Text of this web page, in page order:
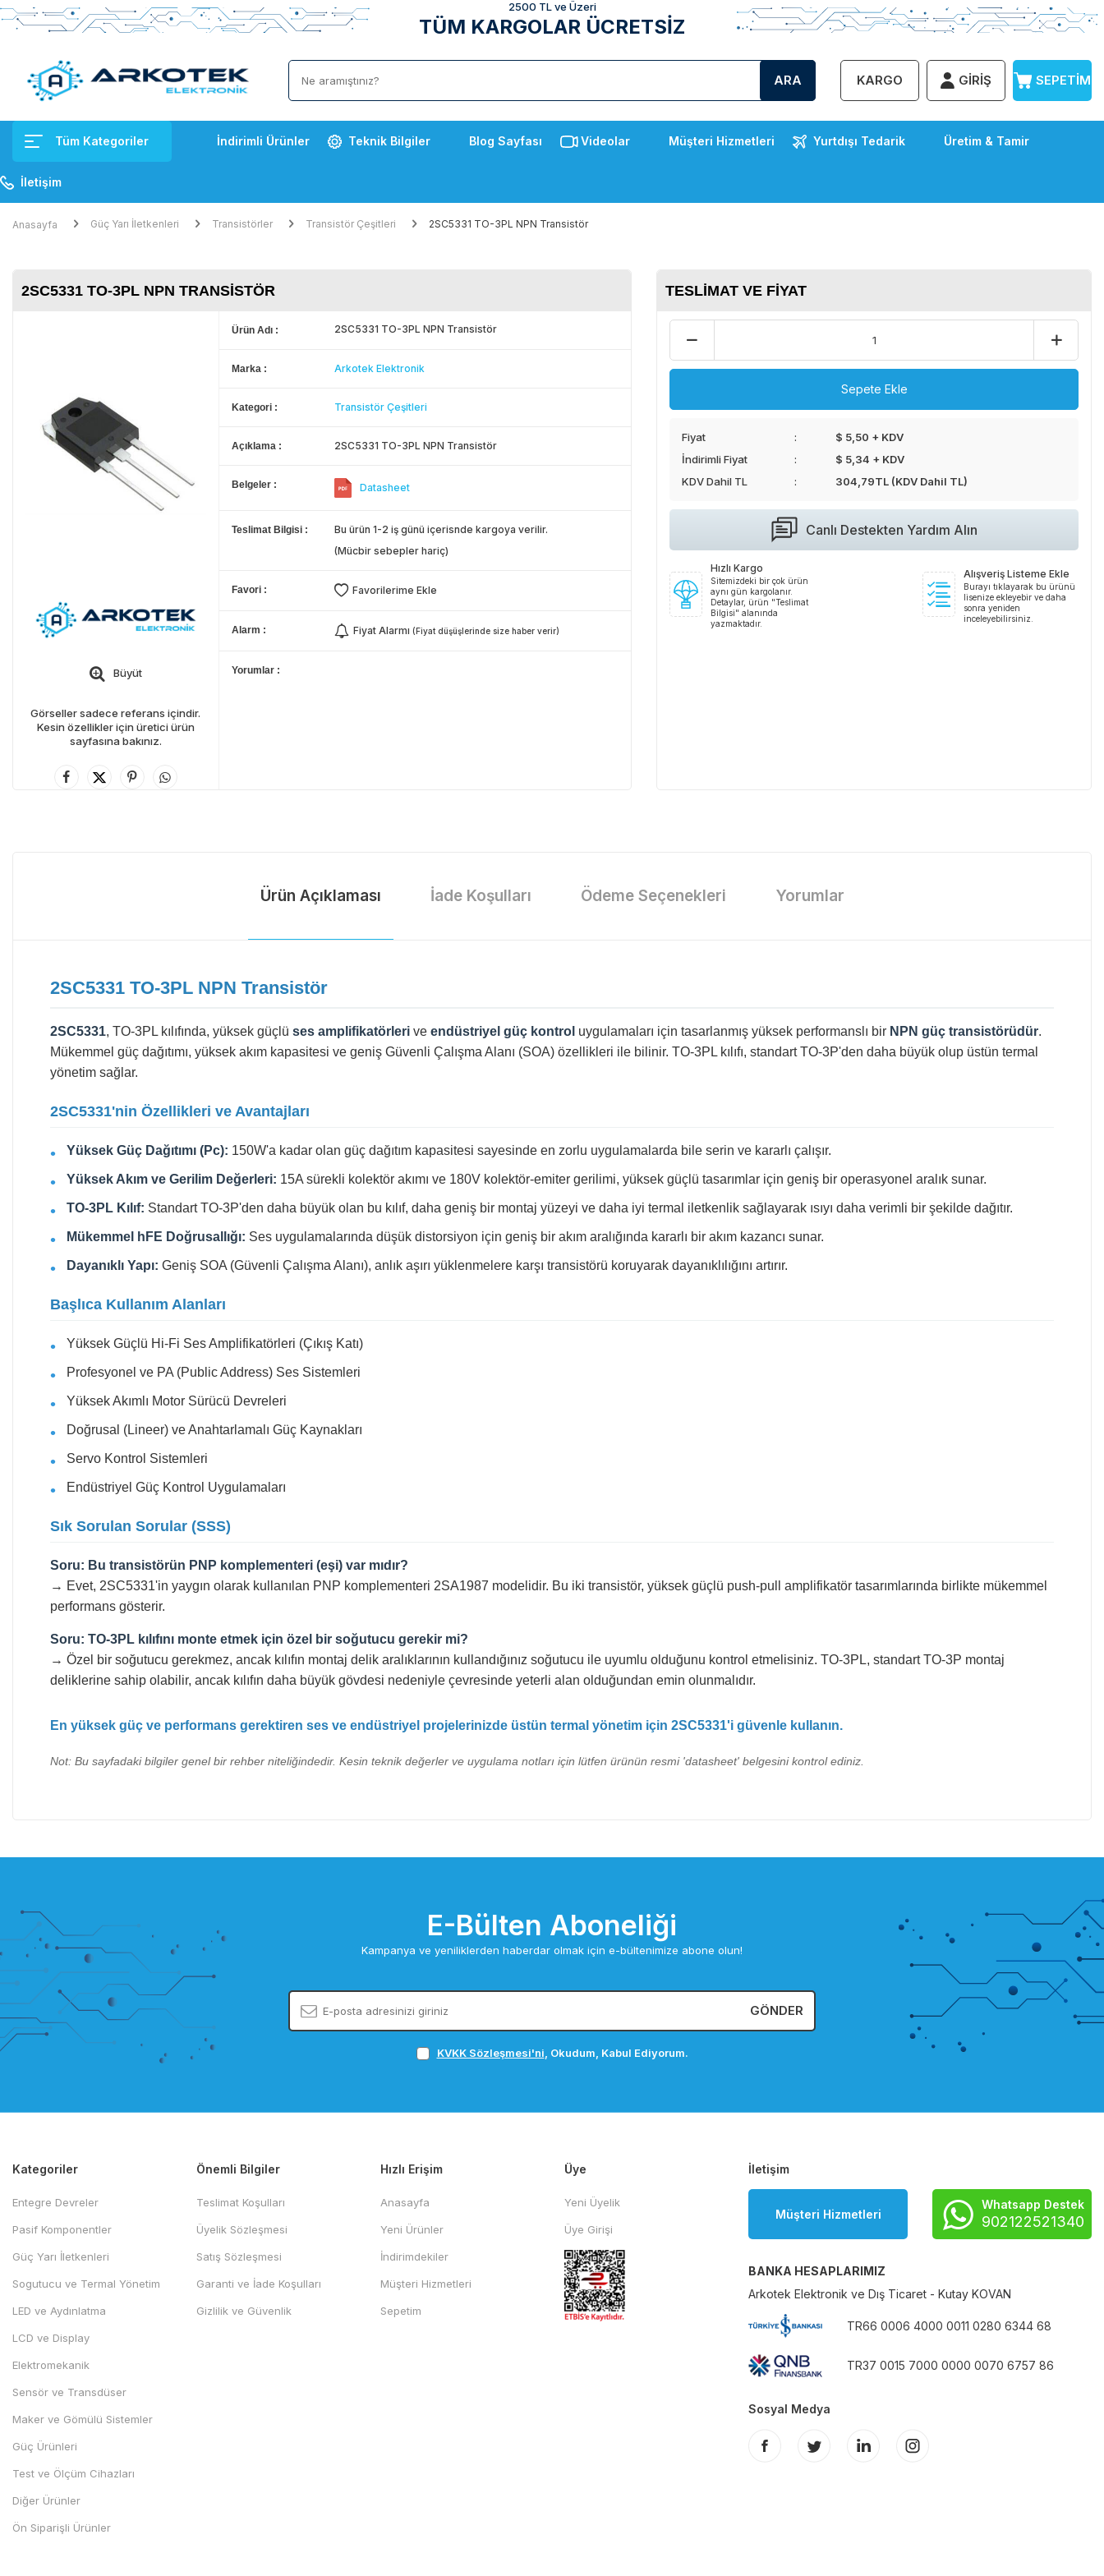
2500 TL ve Üzeri
TÜM KARGOLAR ÜCRETSİZ
ARA KARGO GIRIŞ SEPETIM
Tüm Kategoriler İndirimli Ürünler Teknik Bilgiler Blog Sayfası Videolar Müşteri Hizmetleri Yurtdışı Tedarik Üretim & Tamir
İletişim
Anasayfa Güç Yarı İletkenleri Transistörler Transistör Çeşitleri 2SC5331 TO-3PL NPN Transistör
2SC5331 TO-3PL NPN TRANSISTÖR
Büyüt
Görseller sadece referans içindir.
Kesin özellikler için üretici ürün
sayfasına bakınız.
Ürün Adı 2SC5331 TO-3PL NPN Transistör
Marka Arkotek Elektronik
Kategori Transistör Çeşitleri
Açıklama 2SC5331 TO-3PL NPN Transistör
Belgeler Datasheet
Teslimat Bilgisi
Bu ürün 1-2 iş günü içerisnde kargoya verilir.
(Mücbir sebepler hariç)
Favori Favorilerime Ekle
Alarm Fiyat Alarmı (Fiyat düşüşlerinde size haber verir)
Yorumlar
TESLIMAT VE FIYAT
Sepete Ekle
Fiyat
$ 5,50 + KDV
İndirimli Fiyat
$ 5,34 + KDV
KDV Dahil TL
304,79TL (KDV Dahil TL)
Canlı Destekten Yardım Alın
Hızlı Kargo
Sitemizdeki bir çok ürün
aynı gün kargolanır.
Detaylar, ürün "Teslimat
Bilgisi" alanında
yazmaktadır.
Alışveriş Listeme Ekle
Burayı tıklayarak bu ürünü
lisenize ekleyebir ve daha
sonra yeniden
inceleyebilirsiniz.
Ürün Açıklaması İade Koşulları Ödeme Seçenekleri Yorumlar
2SC5331 TO-3PL NPN Transistör
2SC5331, TO-3PL kılıfında, yüksek güçlü ses amplifikatörleri ve endüstriyel güç kontrol uygulamaları için tasarlanmış yüksek performanslı bir NPN güç transistörüdür.
Mükemmel güç dağıtımı, yüksek akım kapasitesi ve geniş Güvenli Çalışma Alanı (SOA) özellikleri ile bilinir. TO-3PL kılıfı, standart TO-3P'den daha büyük olup üstün termal
yönetim sağlar.
2SC5331'nin Özellikleri ve Avantajları
Yüksek Güç Dağıtımı (Pc): 150W'a kadar olan güç dağıtım kapasitesi sayesinde en zorlu uygulamalarda bile serin ve kararlı çalışır.
Yüksek Akım ve Gerilim Değerleri: 15A sürekli kolektör akımı ve 180V kolektör-emiter gerilimi, yüksek güçlü tasarımlar için geniş bir operasyonel aralık sunar.
TO-3PL Kılıf: Standart TO-3P'den daha büyük olan bu kılıf, daha geniş bir montaj yüzeyi ve daha iyi termal iletkenlik sağlayarak ısıyı daha verimli bir şekilde dağıtır.
Mükemmel hFE Doğrusallığı: Ses uygulamalarında düşük distorsiyon için geniş bir akım aralığında kararlı bir akım kazancı sunar.
Dayanıklı Yapı: Geniş SOA (Güvenli Çalışma Alanı), anlık aşırı yüklenmelere karşı transistörü koruyarak dayanıklılığını artırır.
Başlıca Kullanım Alanları
Yüksek Güçlü Hi-Fi Ses Amplifikatörleri (Çıkış Katı)
Profesyonel ve PA (Public Address) Ses Sistemleri
Yüksek Akımlı Motor Sürücü Devreleri
Doğrusal (Lineer) ve Anahtarlamalı Güç Kaynakları
Servo Kontrol Sistemleri
Endüstriyel Güç Kontrol Uygulamaları
Sık Sorulan Sorular (SSS)
Soru: Bu transistörün PNP komplementeri (eşi) var mıdır?
→ Evet, 2SC5331'in yaygın olarak kullanılan PNP komplementeri 2SA1987 modelidir. Bu iki transistör, yüksek güçlü push-pull amplifikatör tasarımlarında birlikte mükemmel
performans gösterir.
Soru: TO-3PL kılıfını monte etmek için özel bir soğutucu gerekir mi?
→ Özel bir soğutucu gerekmez, ancak kılıfın montaj delik aralıklarının kullandığınız soğutucu ile uyumlu olduğunu kontrol etmelisiniz. TO-3PL, standart TO-3P montaj
deliklerine sahip olabilir, ancak kılıfın daha büyük gövdesi nedeniyle çevresinde yeterli alan olduğundan emin olunmalıdır.
En yüksek güç ve performans gerektiren ses ve endüstriyel projelerinizde üstün termal yönetim için 2SC5331'i güvenle kullanın.
Not: Bu sayfadaki bilgiler genel bir rehber niteliğindedir. Kesin teknik değerler ve uygulama notları için lütfen ürünün resmi 'datasheet' belgesini kontrol ediniz.
E-Bülten Aboneliği
Kampanya ve yeniliklerden haberdar olmak için e-bültenimize abone olun!
GÖNDER
KVKK Sözleşmesi'ni , Okudum, Kabul Ediyorum.
Kategoriler
Entegre Devreler
Pasif Komponentler
Güç Yarı İletkenleri
Sogutucu ve Termal Yönetim
LED ve Aydınlatma
LCD ve Display
Elektromekanik
Sensör ve Transdüser
Maker ve Gömülü Sistemler
Güç Ürünleri
Test ve Ölçüm Cihazları
Diğer Ürünler
Ön Siparişli Ürünler
Önemli Bilgiler
Teslimat Koşulları
Üyelik Sözleşmesi
Satış Sözleşmesi
Garanti ve İade Koşulları
Gizlilik ve Güvenlik
Hızlı Erişim
Anasayfa
Yeni Ürünler
İndirimdekiler
Müşteri Hizmetleri
Sepetim
Üye
Yeni Üyelik
Üye Girişi
İletişim
Müşteri Hizmetleri
Whatsapp Destek
902122521340
BANKA HESAPLARIMIZ
Arkotek Elektronik ve Dış Ticaret - Kutay KOVAN
TR66 0006 4000 0011 0280 6344 68
TR37 0015 7000 0000 0070 6757 86
Sosyal Medya